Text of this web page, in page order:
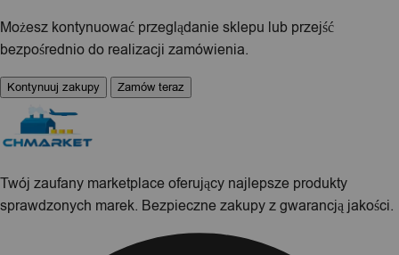
Możesz kontynuować przeglądanie sklepu lub przejść
bezpośrednio do realizacji zamówienia.
Kontynuuj zakupy Zamów teraz
Twój zaufany marketplace oferujący najlepsze produkty
sprawdzonych marek. Bezpieczne zakupy z gwarancją jakości.